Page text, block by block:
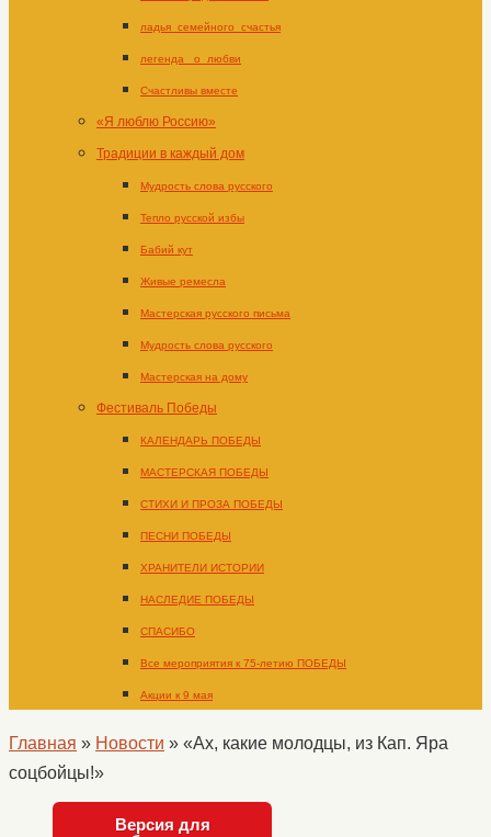
ладья_семейного_счастья
легенда _о_любви
Счастливы вместе
«Я люблю Россию»
Традиции в каждый дом
Мудрость слова русского
Тепло русской избы
Бабий кут
Живые ремесла
Мастерская русского письма
Мудрость слова русского
Мастерская на дому
Фестиваль Победы
КАЛЕНДАРЬ ПОБЕДЫ
МАСТЕРСКАЯ ПОБЕДЫ
СТИХИ И ПРОЗА ПОБЕДЫ
ПЕСНИ ПОБЕДЫ
ХРАНИТЕЛИ ИСТОРИИ
НАСЛЕДИЕ ПОБЕДЫ
СПАСИБО
Все мероприятия к 75-летию ПОБЕДЫ
Акции к 9 мая
Главная » Новости » «Ах, какие молодцы, из Кап. Яра
соцбойцы!»
Версия для